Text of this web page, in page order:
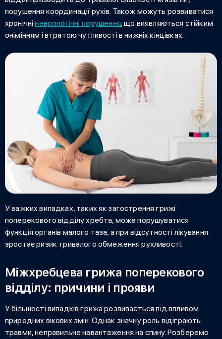
порушення координації рухів. Також можуть розвиватися
хронічніневрологічні порушення, що виявляються стійким
онімінням і втратою чутливості в нижніх кінцівках.
У важких випадках, таких як загострення грижі
поперекового відділу хребта, може порушуватися
функція органів малого таза, а при відсутності лікування
зростає ризик тривалого обмеження рухливості.
Міжхребцева грижа поперекового
відділу: причини і прояви
У більшості випадків грижа розвивається під впливом
природних вікових змін. Однак значну роль відіграють
травми, неправильне навантаження на спину. Розберемо